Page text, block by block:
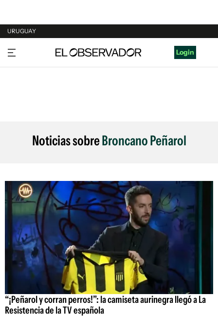
URUGUAY
URUGUAY
ARGENTINA
Login
Noticias sobreBroncano Peñarol
“¡Peñarol y corran perros!”: la camiseta aurinegra llegó a La
Resistencia de la TV española